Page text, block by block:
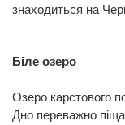
знаходиться на
Біле озеро
Озеро карстового
Дно переважно